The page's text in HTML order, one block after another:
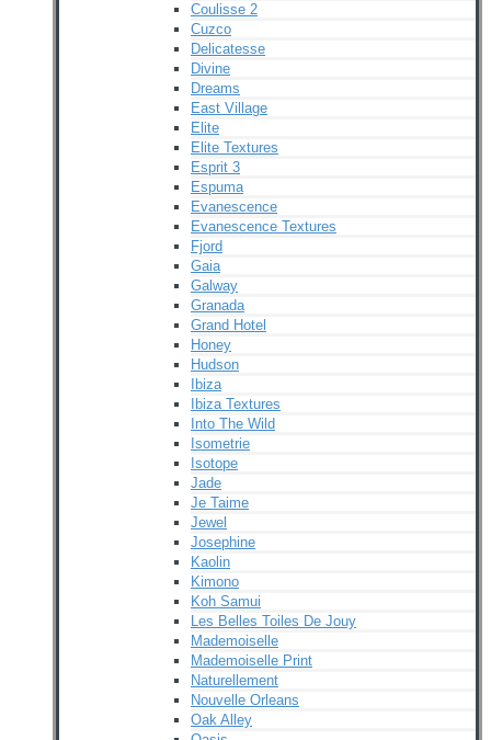
Coulisse 2
Cuzco
Delicatesse
Divine
Dreams
East Village
Elite
Elite Textures
Esprit 3
Espuma
Evanescence
Evanescence Textures
Fjord
Gaia
Galway
Granada
Grand Hotel
Honey
Hudson
Ibiza
Ibiza Textures
Into The Wild
Isometrie
Isotope
Jade
Je Taime
Jewel
Josephine
Kaolin
Kimono
Koh Samui
Les Belles Toiles De Jouy
Mademoiselle
Mademoiselle Print
Naturellement
Nouvelle Orleans
Oak Alley